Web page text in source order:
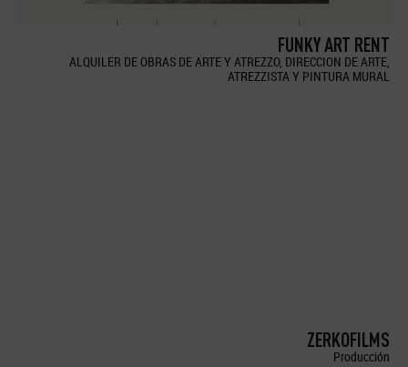
FUNKY ART RENT
ALQUILER DE OBRAS DE ARTE Y ATREZZO, DIRECCION DE ARTE,
ATREZZISTA Y PINTURA MURAL
ZERKOFILMS
Producción